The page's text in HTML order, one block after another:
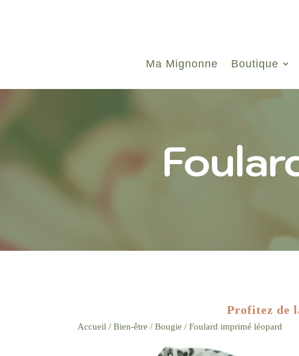
Ma Mignonne Boutique
Profitez de
Accueil /Bien-être /Bougie / Foulard imprimé léopard